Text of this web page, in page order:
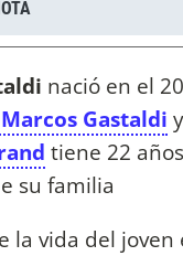
nació en el
Marcos Gastaldi
tiene 22
su familia
la vida del